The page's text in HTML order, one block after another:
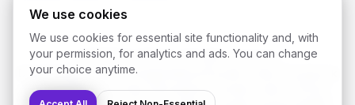
©2026 SaveReels. All rights reserved.
Downloader video Instagram
Descărcător YouTube ShortsDownloader video TikTok
We use cookies
We use cookies for essential site functionality and, with
your permission, for analytics and ads. You can change
your choice anytime.